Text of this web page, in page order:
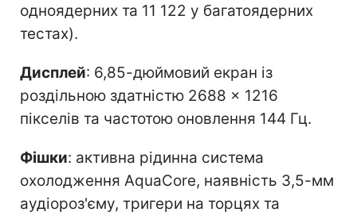
одноядерних та 11 122 у багатоядерних
тестах).
Дисплей: 6,85-дюймовий екран із
роздільною здатністю 2688 × 1216
пікселів та частотою оновлення 144 Гц.
Фішки: активна рідинна система
охолодження AquaCore, наявність 3,5-мм
аудіороз'єму, тригери на торцях та